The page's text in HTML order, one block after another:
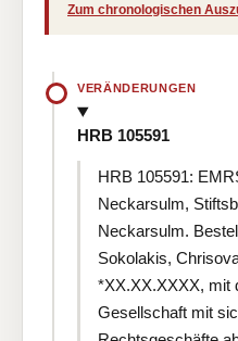
Zum chronologischen
VERÄNDERUNGEN
HRB 105591
HRB 105591:
Neckarsulm,
Neckarsulm.
Sokolakis,
*XX.XX.XXXX, mit
Gesellschaft mit